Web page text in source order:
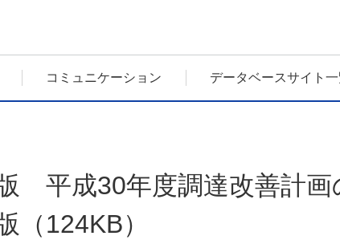
コミュニケーション データベースサイト一
平成30年度調達改善計画
（124KB）